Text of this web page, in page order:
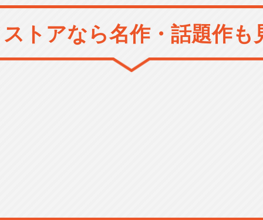
トアなら名作・話題作も